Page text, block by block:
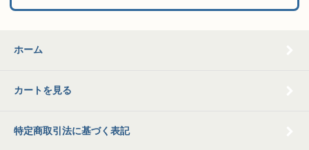
ホーム
カートを見る
特定商取引法に基づく表記